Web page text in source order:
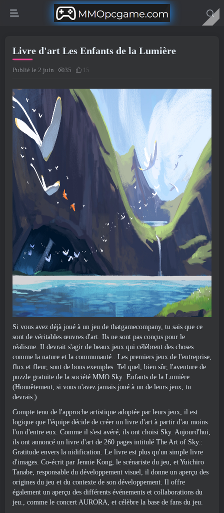
Livre d'art Les Enfants de la Lumière
Publié le 2 juin 35 15
Si vous avez déjà joué à un jeu de thatgamecompany, tu sais que ce
sont de véritables œuvres d'art. Ils ne sont pas conçus pour le
réalisme. Il devrait s'agir de beaux jeux qui célèbrent des choses
comme la nature et la communauté.. Les premiers jeux de l'entreprise,
flux et fleur, sont de bons exemples. Tel quel, bien sûr, l'aventure de
puzzle gratuite de la société MMO Sky: Enfants de la Lumière.
(Honnêtement, si vous n'avez jamais joué à un de leurs jeux, tu
devrais.)
Compte tenu de l'approche artistique adoptée par leurs jeux, il est
logique que l'équipe décide de créer un livre d'art à partir d'au moins
l'un d'entre eux. Comme il s'est avéré, ils ont choisi Sky. Aujourd'hui,
ils ont annoncé un livre d'art de 260 pages intitulé The Art of Sky.:
Gratitude envers la nidification. Le livre est plus qu'un simple livre
d'images. Co-écrit par Jennie Kong, le scénariste du jeu, et Yuichiro
Tanabe, responsable du développement visuel, il donne un aperçu des
origines du jeu et du contexte de son développement. Il offre
également un aperçu des différents événements et collaborations du
jeu., comme le concert AURORA, et célèbre la base de fans du jeu.